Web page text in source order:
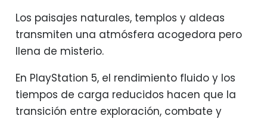
Los paisajes naturales, templos y aldeas
transmiten una atmósfera acogedora pero
llena de misterio.
En PlayStation 5, el rendimiento fluido y los
tiempos de carga reducidos hacen que la
transición entre exploración, combate y